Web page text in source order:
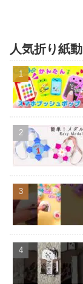
人気折り紙